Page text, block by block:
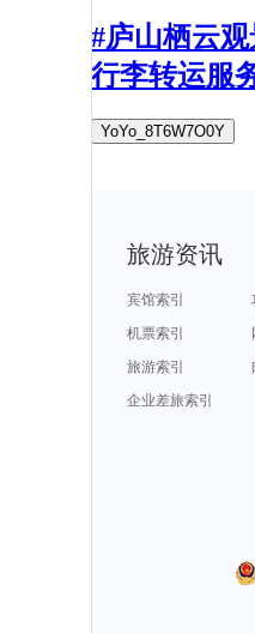
#庐山栖云
行李转运服
YoYo_8T6W7O0Y
旅游资讯
宾馆索引
机票索引
旅游索引
企业差旅索引